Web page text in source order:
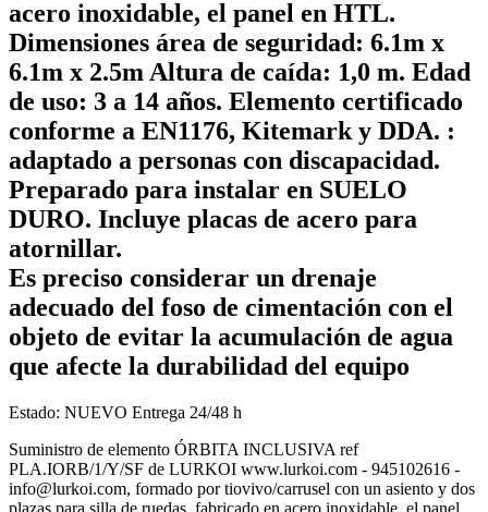
acero inoxidable, el panel en HTL.
Dimensiones área de seguridad: 6.1m x
6.1m x 2.5m Altura de caída: 1,0 m. Edad
de uso: 3 a 14 años. Elemento certificado
conforme a EN1176, Kitemark y DDA. :
adaptado a personas con discapacidad.
Preparado para instalar en SUELO
DURO. Incluye placas de acero para
atornillar.
Es preciso considerar un drenaje
adecuado del foso de cimentación con el
objeto de evitar la acumulación de agua
que afecte la durabilidad del equipo
Estado: NUEVO Entrega 24/48 h
Suministro de elemento ÓRBITA INCLUSIVA ref
PLA.IORB/1/Y/SF de LURKOI www.lurkoi.com - 945102616 -
info@lurkoi.com, formado por tiovivo/carrusel con un asiento y dos
plazas para silla de ruedas, fabricado en acero inoxidable, el panel